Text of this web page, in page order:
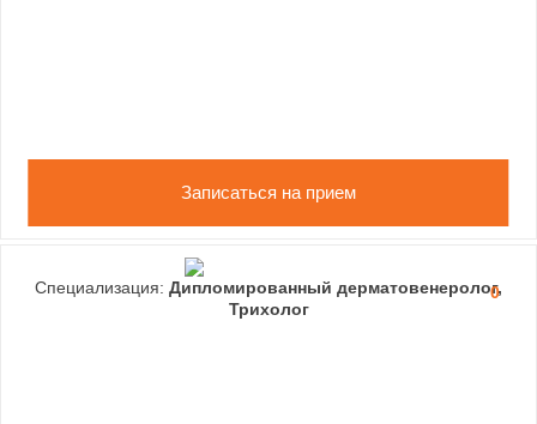
Записаться на прием
0
Специализация: Дипломированный дерматовенеролог,
Трихолог